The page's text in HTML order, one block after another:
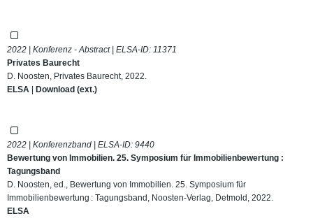
2022 | Konferenz - Abstract | ELSA-ID: 11371
Privates Baurecht
D. Noosten, Privates Baurecht, 2022.
ELSA | Download (ext.)
2022 | Konferenzband | ELSA-ID: 9440
Bewertung von Immobilien. 25. Symposium für Immobilienbewertung :
Tagungsband
D. Noosten, ed., Bewertung von Immobilien. 25. Symposium für
Immobilienbewertung : Tagungsband, Noosten-Verlag, Detmold, 2022.
ELSA